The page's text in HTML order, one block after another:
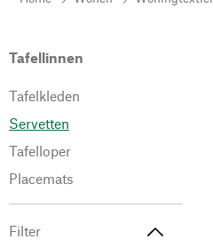
Tafellinnen
Tafelkleden
Servetten
Tafelloper
Placemats
Filter